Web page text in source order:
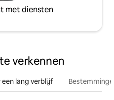
met diensten
verkennen
een lang verblijf